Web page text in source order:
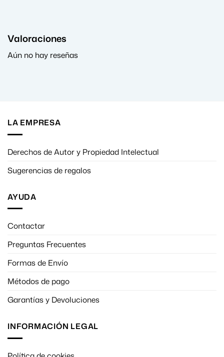
Valoraciones
Aún no hay reseñas
LA EMPRESA
Derechos de Autor y Propiedad Intelectual
Sugerencias de regalos
AYUDA
Contactar
Preguntas Frecuentes
Formas de Envío
Métodos de pago
Garantías y Devoluciones
INFORMACIÓN LEGAL